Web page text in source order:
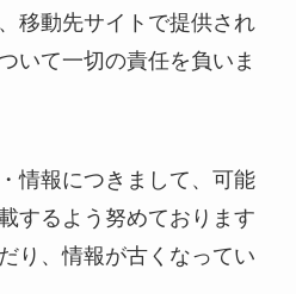
移動先サイトで提供され
いて一切の責任を負いま
情報につきまして、可能
するよう努めております
り、情報が古くなってい